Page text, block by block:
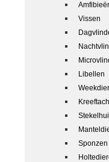
Vissen
Libellen
Sponzen